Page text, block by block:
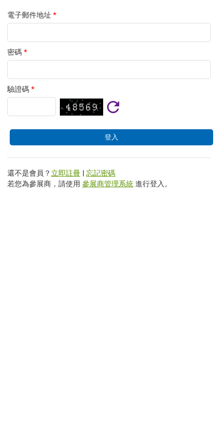
電子郵件地址 *
密碼 *
驗證碼 *
還不是會員？ 立即註冊 | 忘記密碼
若您為參展商，請使用 參展商管理系統 進行登入。